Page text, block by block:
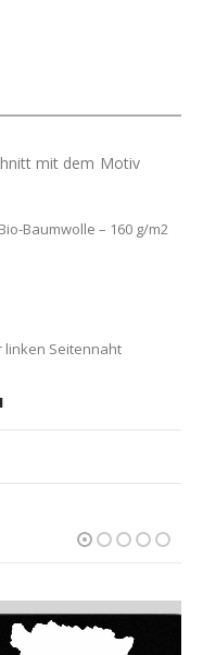
mit dem Motiv
Baumwolle – 160 g/m2
linken Seitennaht